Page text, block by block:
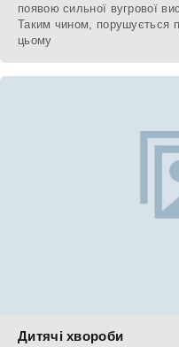
появою сильної вугрової
Таким чином, порушується
цьому
Дитячі хвороби